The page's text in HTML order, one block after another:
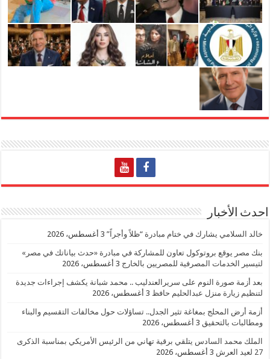
احدث الأخبار
خالد السلامي يشارك في ختام مبادرة “ظلاً وأجراً” 3 أغسطس، 2026
بنك مصر يوقع بروتوكول تعاون للمشاركة في مبادرة «حدث بياناتك في مصر»
لتيسير الخدمات المصرفية للمصريين بالخارج 3 أغسطس، 2026
بعد أزمة صورة النوم على سريرالعندليب .. محمد شبانة يكشف إجراءات جديدة
لتنظيم زيارة منزل عبدالحليم حافظ 3 أغسطس، 2026
أزمة أرض المحلج بمغاغة تثير الجدل.. تساؤلات حول مخالفات التقسيم والبناء
ومطالبات بالتحقيق 3 أغسطس، 2026
الملك محمد السادس يتلقي برقية تهاني من الرئيس الأمريكي بمناسبة الذكرى
27 لعيد العرش
3 أغسطس، 2026